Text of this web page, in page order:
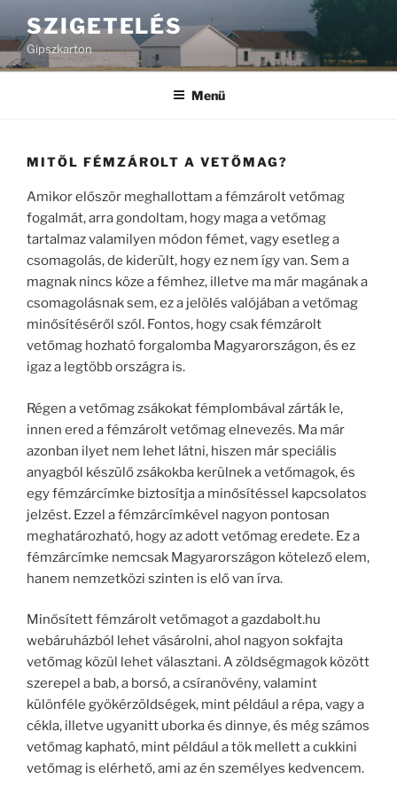
SZIGETELÉS
Gipszkarton
Menü
MITŐL FÉMZÁROLT A VETŐMAG?
Amikor először meghallottam a fémzárolt vetőmag
fogalmát, arra gondoltam, hogy maga a vetőmag
tartalmaz valamilyen módon fémet, vagy esetleg a
csomagolás, de kiderült, hogy ez nem így van. Sem a
magnak nincs köze a fémhez, illetve ma már magának a
csomagolásnak sem, ez a jelölés valójában a vetőmag
minősítéséről szól. Fontos, hogy csak fémzárolt
vetőmag hozható forgalomba Magyarországon, és ez
igaz a legtöbb országra is.
Régen a vetőmag zsákokat fémplombával zárták le,
innen ered a fémzárolt vetőmag elnevezés. Ma már
azonban ilyet nem lehet látni, hiszen már speciális
anyagból készülő zsákokba kerülnek a vetőmagok, és
egy fémzárcímke biztosítja a minősítéssel kapcsolatos
jelzést. Ezzel a fémzárcímkével nagyon pontosan
meghatározható, hogy az adott vetőmag eredete. Ez a
fémzárcímke nemcsak Magyarországon kötelező elem,
hanem nemzetközi szinten is elő van írva.
Minősített fémzárolt vetőmagot a gazdabolt.hu
webáruházból lehet vásárolni, ahol nagyon sokfajta
vetőmag közül lehet választani. A zöldségmagok között
szerepel a bab, a borsó, a csíranövény, valamint
különféle gyökérzöldségek, mint például a répa, vagy a
cékla, illetve ugyanitt uborka és dinnye, és még számos
vetőmag kapható, mint például a tök mellett a cukkini
vetőmag is elérhető, ami az én személyes kedvencem.